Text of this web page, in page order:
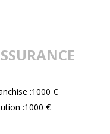
:1000 €
:1000 €